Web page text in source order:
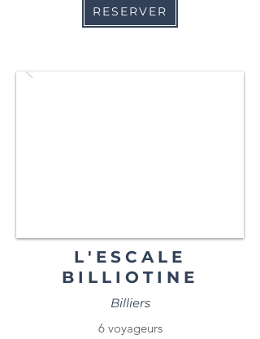
RESERVER
L'ESCALE
BILLIOTINE
Billiers
6 voyageurs